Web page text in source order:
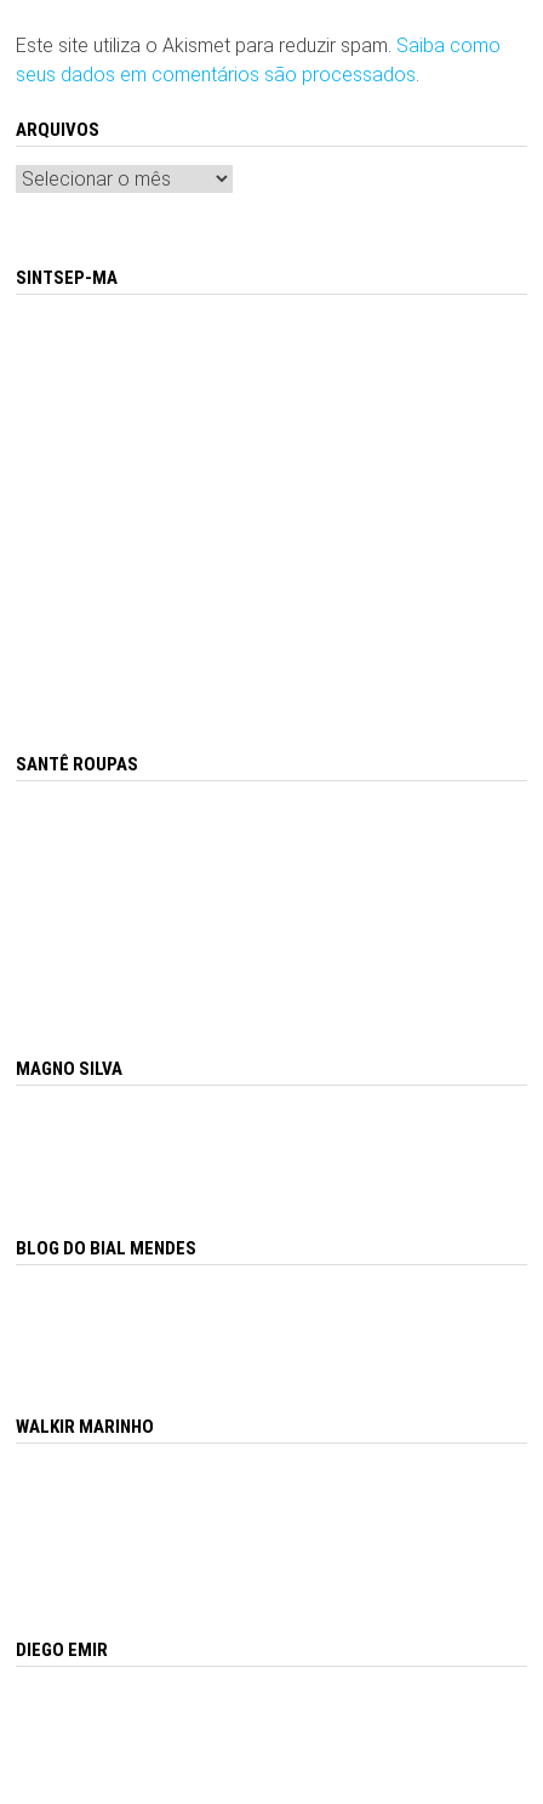
Este site utiliza o Akismet para reduzir spam. Saiba como
seus dados em comentários são processados
ARQUIVOS
Arquivos
SINTSEP-MA
SANTÊ ROUPAS
MAGNO SILVA
BLOG DO BIAL MENDES
WALKIR MARINHO
DIEGO EMIR